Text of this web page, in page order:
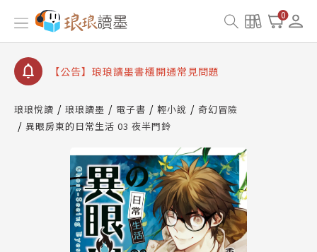
0
【公告】因 Readmoo 讀墨系統維護中，本站同步暫
停部分閱讀服務
【公告】琅琅讀墨數位閱讀資產合併與書櫃開通申請
【公告】琅琅讀墨書櫃開通常見問題
請圖文教學
【公告】琅琅書店服務升級重要說明及資產合併結果
查詢
【公告】因 Readmoo 讀墨系統維護中，本站同步暫
停部分閱讀服務
琅琅悅讀 琅琅讀墨 電子書 輕小說
奇幻冒險
異眼房東的日常生活 03 夜半門鈴